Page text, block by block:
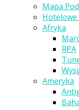
Mapa
Hotelowe
Afryka
RPA
Ameryka